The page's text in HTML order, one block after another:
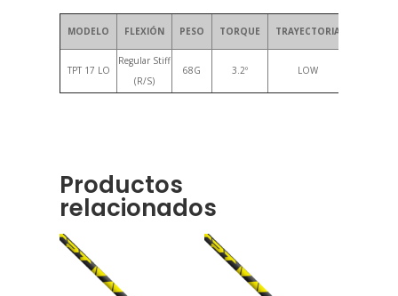
MODELO FLEXIÓN PESO TORQUE TRAYECTORIA
TPT 17 LO
Regular Stiff
(R/S)
68G 3.2º LOW
Productos
relacionados